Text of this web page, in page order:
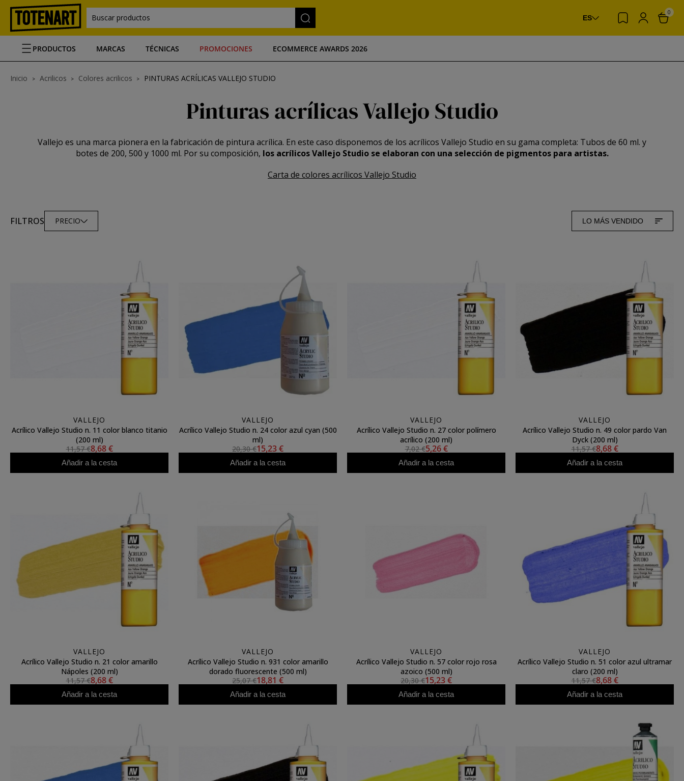
Buscar productos ES
0
PRODUCTOS MARCAS TÉCNICAS PROMOCIONES ECOMMERCE AWARDS 2026
Inicio Acrilicos Colores acrilicos PINTURAS ACRÍLICAS VALLEJO STUDIO
Pinturas acrílicas Vallejo Studio
Vallejo es una marca pionera en la fabricación de pintura acrílica. En este caso disponemos de los acrílicos Vallejo Studio en su gama completa: Tubos de 60 ml. y
botes de 200, 500 y 1000 ml. Por su composición, los acrílicos Vallejo Studio se elaboran con una selección de pigmentos para artistas.
Carta de colores acrílicos Vallejo Studio
FILTROS PRECIO LO MÁS VENDIDO
VALLEJO
Acrílico Vallejo Studio n. 11 color blanco titanio
(200 ml)
11,57 €8,68 €
Añadir a la cesta
VALLEJO
Acrílico Vallejo Studio n. 24 color azul cyan (500
ml)
20,30 €15,23 €
Añadir a la cesta
VALLEJO
Acrílico Vallejo Studio n. 27 color polímero
acrílico (200 ml)
7,02 €5,26 €
Añadir a la cesta
VALLEJO
Acrílico Vallejo Studio n. 49 color pardo Van
Dyck (200 ml)
11,57 €8,68 €
Añadir a la cesta
VALLEJO
Acrílico Vallejo Studio n. 21 color amarillo
Nápoles (200 ml)
11,57 €8,68 €
Añadir a la cesta
VALLEJO
Acrílico Vallejo Studio n. 931 color amarillo
dorado fluorescente (500 ml)
25,07 €18,81 €
Añadir a la cesta
VALLEJO
Acrílico Vallejo Studio n. 57 color rojo rosa
azoico (500 ml)
20,30 €15,23 €
Añadir a la cesta
VALLEJO
Acrílico Vallejo Studio n. 51 color azul ultramar
claro (200 ml)
11,57 €8,68 €
Añadir a la cesta